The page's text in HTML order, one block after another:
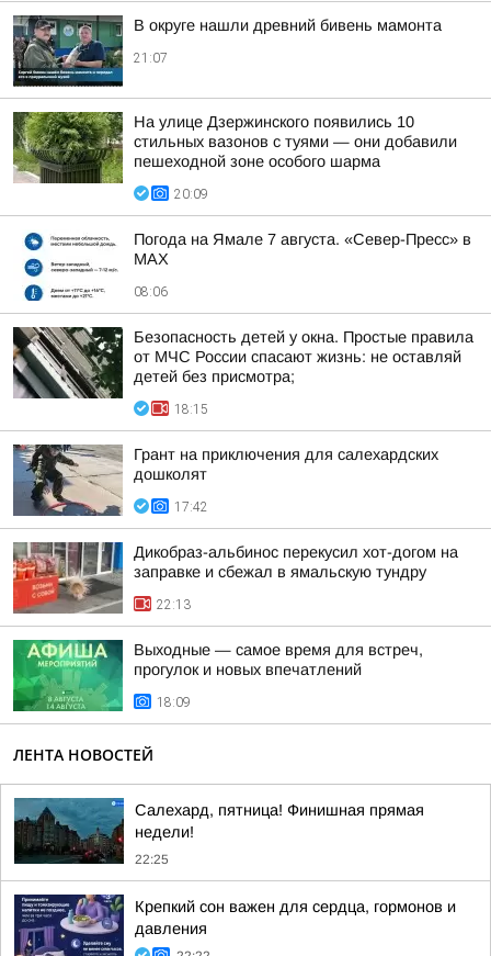
В округе нашли древний бивень мамонта
21:07
На улице Дзержинского появились 10
стильных вазонов с туями — они добавили
пешеходной зоне особого шарма
20:09
Погода на Ямале 7 августа. «Север-Пресс» в
MAX
08:06
Безопасность детей у окна. Простые правила
от МЧС России спасают жизнь: не оставляй
детей без присмотра;
18:15
Грант на приключения для салехардских
дошколят
17:42
Дикобраз-альбинос перекусил хот-догом на
заправке и сбежал в ямальскую тундру
22:13
Выходные — самое время для встреч,
прогулок и новых впечатлений
18:09
ЛЕНТА НОВОСТЕЙ
Салехард, пятница! Финишная прямая
недели!
22:25
Крепкий сон важен для сердца, гормонов и
давления